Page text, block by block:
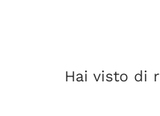
Hai visto di